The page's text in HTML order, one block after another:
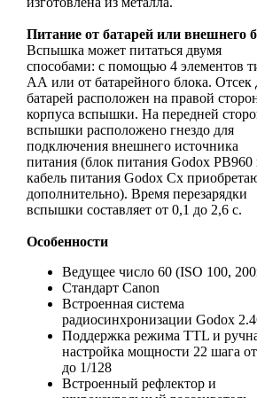
Питание от батарей или внешнего
Вспышка может питаться двумя
способами: с помощью 4 элементов
АА или от батарейного блока. Отсек
батарей расположен на правой
корпуса вспышки. На передней
вспышки расположено гнездо для
подключения внешнего источника
питания (блок питания Godox PB960
кабель питания Godox Cx
дополнительно). Время перезарядки
вспышки составляет от 0,1 до 2,6 с.
Особенности
Ведущее число 60 (ISO 100,
Стандарт Canon
Встроенная система
радиосинхронизации Godox
Поддержка режима TTL и
настройка мощности 22 шага
до 1/128
Встроенный рефлектор и